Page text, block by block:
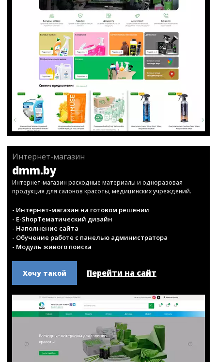
Интернет-магазин
dmm.by
Интернет-магазин расходные материалы и одноразовая
продукция для салонов красоты, медицинских учреждений.
- Интернет-магазин на готовом решении
- E-ShopТематический дизайн
- Наполнение сайта
- Обучение работе с панелью администратора
- Модуль живого поиска
Хочу такой Перейти на сайт